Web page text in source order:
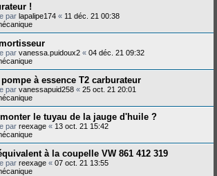
!
par lapalipe174 « 11 déc. 21 00:38
par vanessa.puidoux2 « 04 déc. 21 09:32
à essence T2 carburateur
par vanessapuid258 « 25 oct. 21 20:01
le tuyau de la jauge d'huile ?
par reexage « 13 oct. 21 15:42
à la coupelle VW 861 412 319
par reexage « 07 oct. 21 13:55